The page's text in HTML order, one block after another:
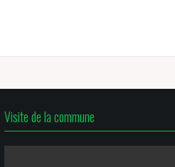
Visite de la commune